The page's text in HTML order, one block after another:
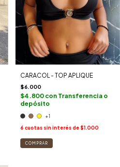
CARACOL - TOP APLIQUE
$6.000
$4.800con Transferencia o
depósito
+1
6 cuotas sin interés de $1.000
COMPRAR